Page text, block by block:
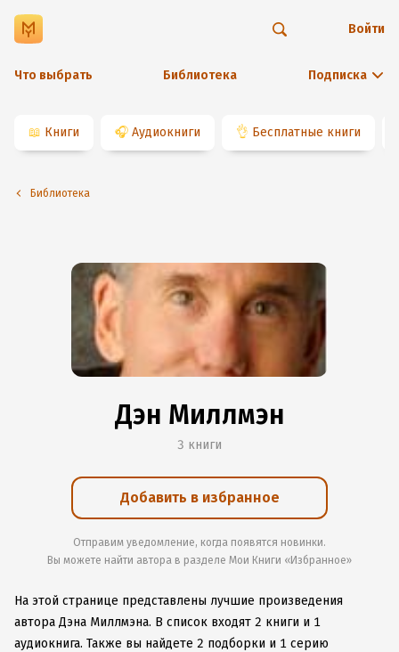
Что выбрать Библиотека Подписка
Войти
📖 Книги 🎧 Аудиокниги 👌 Бесплатные книги
Библиотека
Дэн Миллмэн
3 книги
Добавить в избранное
Отправим уведомление, когда появятся новинки.
Вы можете найти автора в разделе Мои Книги «Избранное»
На этой странице представлены лучшие произведения
автора Дэна Миллмэна. В список входят 2 книги и 1
аудиокнига. Также вы найдете 2 подборки и 1 серию